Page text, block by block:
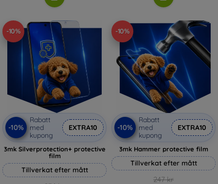
-10%
-10%
Rabatt
med
kupong
EXTRA10
3mk Silverprotection+ protective
film
Tillverkat efter mått
-10%
-10%
Rabatt
med
kupong
EXTRA10
3mk Hammer protective film
Tillverkat efter mått
247 kr